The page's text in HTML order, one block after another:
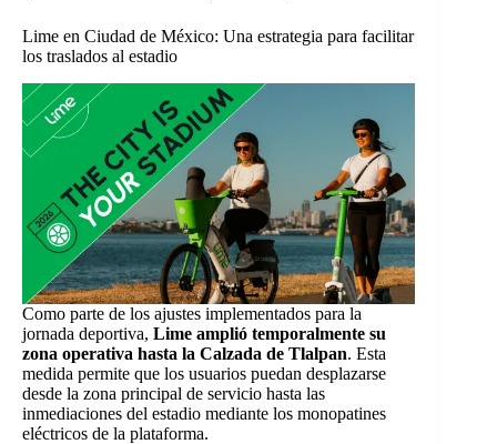
Lime en Ciudad de México: Una estrategia para facilitar
los traslados al estadio
Como parte de los ajustes implementados para la
jornada deportiva, Lime amplió temporalmente su
zona operativa hasta la Calzada de Tlalpan. Esta
medida permite que los usuarios puedan desplazarse
desde la zona principal de servicio hasta las
inmediaciones del estadio mediante los monopatines
eléctricos de la plataforma.